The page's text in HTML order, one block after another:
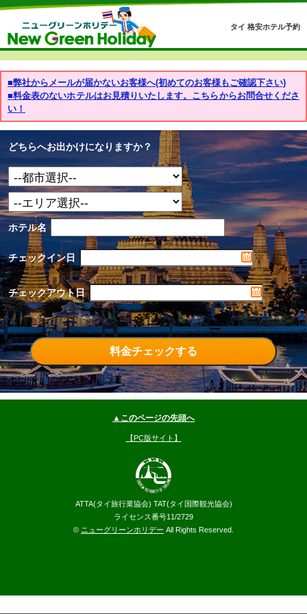
タイ 格安ホテル予約
■弊社からメールが届かないお客様へ(初めてのお客様もご確認下さい)
■料金表のないホテルはお見積りいたします。こちらからお問合せくださ
い！
どちらへお出かけになりますか？
ホテル名
チェックイン日
チェックアウト日
料金チェックする
▲このページの先頭へ
【PC版サイト】
ATTA(タイ旅行業協会) TAT(タイ国際観光協会)
ライセンス番号11/2729
© ニューグリーンホリデー All Rights Reserved.